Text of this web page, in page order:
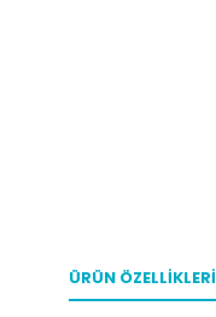
ÜRÜN ÖZELLIKLERI